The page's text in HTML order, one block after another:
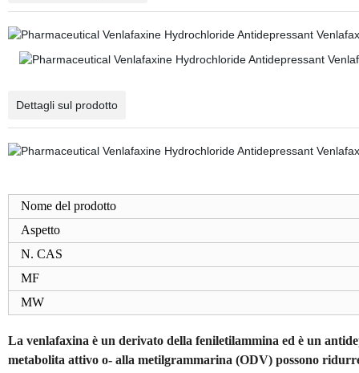
Dettagli sul prodotto
Nome del prodotto
Aspetto
N. CAS
MF
MW
La venlafaxina è un derivato della feniletilammina ed è un
metabolita attivo o- alla metilgrammarina (ODV) possono